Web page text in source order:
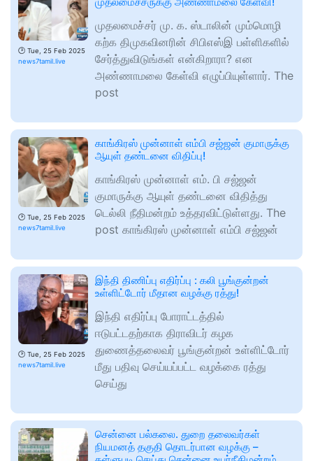
🕑 Tue, 25 Feb 2025
news7tamil.live
முதலமைச்சர் மு. க. ஸ்டாலின் மும்மொழி
கற்க திமுகவினரின் சிபிஎஸ்இ பள்ளிகளில்
சேர்த்துவிடுங்கள் என்கிறாரா? என
அண்ணாமலை கேள்வி எழுப்பியுள்ளார். The
post
🕑 Tue, 25 Feb 2025
news7tamil.live
காங்கிரஸ் முன்னாள் எம்பி சஜ்ஜன் குமாருக்கு
ஆயுள் தண்டனை விதிப்பு!
காங்கிரஸ் முன்னாள் எம். பி சஜ்ஜன்
குமாருக்கு ஆயுள் தண்டனை விதித்து
டெல்லி நீதிமன்றம் உத்தரவிட்டுள்ளது. The
post காங்கிரஸ் முன்னாள் எம்பி சஜ்ஜன்
🕑 Tue, 25 Feb 2025
news7tamil.live
இந்தி திணிப்பு எதிர்ப்பு : கலி பூங்குன்றன்
உள்ளிட்டோர் மீதான வழக்கு ரத்து!
இந்தி எதிர்ப்பு போராட்டத்தில்
ஈடுபட்டதற்காக திராவிடர் கழக
துணைத்தலைவர் பூங்குன்றன் உள்ளிட்டோர்
மீது பதிவு செய்யப்பட்ட வழக்கை ரத்து
செய்து
சென்னை பல்கலை. துறை தலைவர்கள்
நியமனத் தகுதி தொடர்பான வழக்கு –